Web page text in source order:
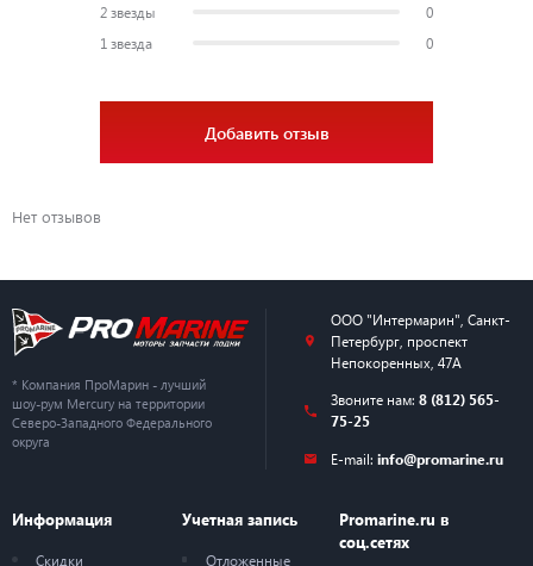
2 звезды
0
1 звезда
0
Добавить отзыв
Нет отзывов
* Компания ПроМарин - лучший
шоу-рум Mercury на территории
Северо-Западного Федерального
округа
ООО "Интермарин" Санкт-
Петербург, проспект
Непокоренных, 47А
Звоните нам: 8 (812) 565-
75-25
E-mail: info@promarine.ru
Информация
Скидки
Учетная запись
Отложенные
Promarine.ru в
соц.сетях